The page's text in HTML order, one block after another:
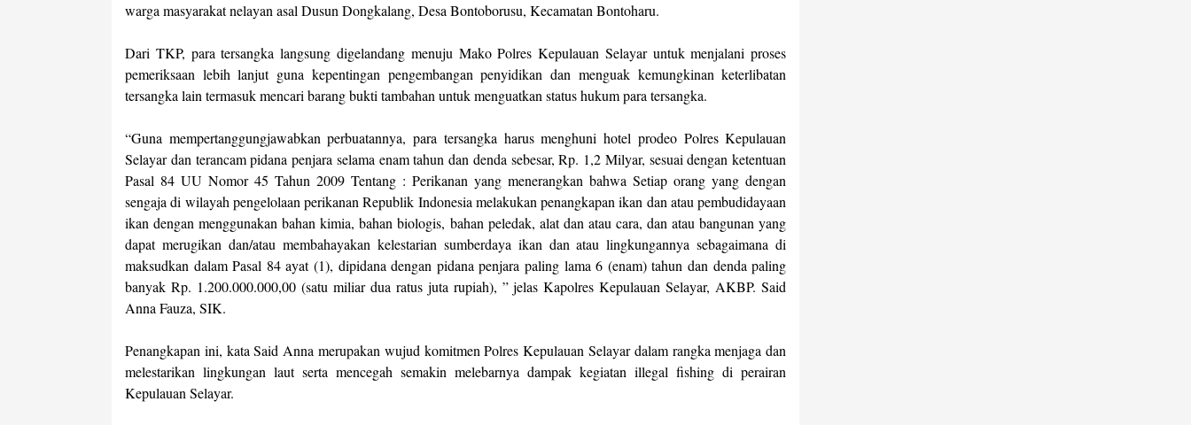
warga masyarakat nelayan asal Dusun Dongkalang, Desa Bontoborusu, Kecamatan Bontoharu.
Dari TKP, para tersangka langsung digelandang menuju Mako Polres Kepulauan Selayar untuk menjalani proses
pemeriksaan lebih lanjut guna kepentingan pengembangan penyidikan dan menguak kemungkinan keterlibatan
tersangka lain termasuk mencari barang bukti tambahan untuk menguatkan status hukum para tersangka.
“Guna mempertanggungjawabkan perbuatannya, para tersangka harus menghuni hotel prodeo Polres Kepulauan
Selayar dan terancam pidana penjara selama enam tahun dan denda sebesar, Rp. 1,2 Milyar, sesuai dengan ketentuan
Pasal 84 UU Nomor 45 Tahun 2009 Tentang : Perikanan yang menerangkan bahwa Setiap orang yang dengan
sengaja di wilayah pengelolaan perikanan Republik Indonesia melakukan penangkapan ikan dan atau pembudidayaan
ikan dengan menggunakan bahan kimia, bahan biologis, bahan peledak, alat dan atau cara, dan atau bangunan yang
dapat merugikan dan/atau membahayakan kelestarian sumberdaya ikan dan atau lingkungannya sebagaimana di
maksudkan dalam Pasal 84 ayat (1), dipidana dengan pidana penjara paling lama 6 (enam) tahun dan denda paling
banyak Rp. 1.200.000.000,00 (satu miliar dua ratus juta rupiah), ” jelas Kapolres Kepulauan Selayar, AKBP. Said
Anna Fauza, SIK.
Penangkapan ini, kata Said Anna merupakan wujud komitmen Polres Kepulauan Selayar dalam rangka menjaga dan
melestarikan lingkungan laut serta mencegah semakin melebarnya dampak kegiatan illegal fishing di perairan
Kepulauan Selayar.